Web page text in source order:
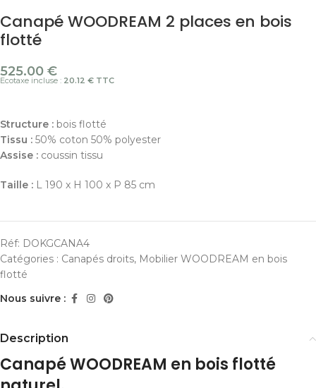
Canapé WOODREAM 2 places en bois
flotté
525.00 €
Ecotaxe incluse : 20.12 € TTC
Structure : bois flotté
Tissu : 50% coton 50% polyester
Assise : coussin tissu
Taille : L 190 x H 100 x P 85 cm
Réf: DOKGCANA4
Catégories : Canapés droits, Mobilier WOODREAM en bois
flotté
Nous suivre :
Description
Canapé WOODREAM en bois flotté